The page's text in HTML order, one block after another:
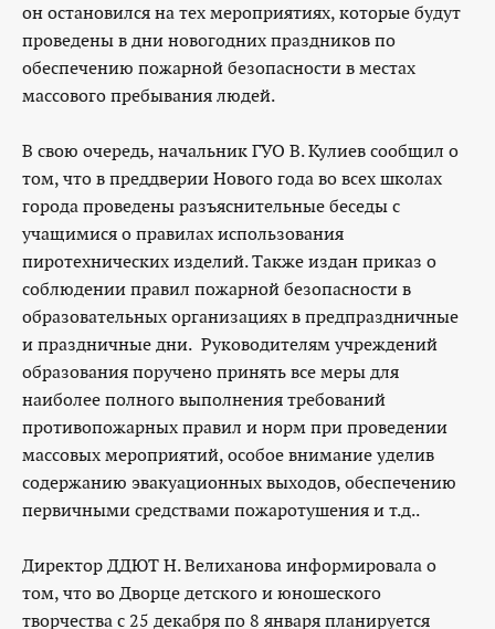
он остановился на тех мероприятиях, которые будут
проведены в дни новогодних праздников по
обеспечению пожарной безопасности в местах
массового пребывания людей.
В свою очередь, начальник ГУО В. Кулиев сообщил о
том, что в преддверии Нового года во всех школах
города проведены разъяснительные беседы с
учащимися о правилах использования
пиротехнических изделий. Также издан приказ о
соблюдении правил пожарной безопасности в
образовательных организациях в предпраздничные
и праздничные дни. Руководителям учреждений
образования поручено принять все меры для
наиболее полного выполнения требований
противопожарных правил и норм при проведении
массовых мероприятий, особое внимание уделив
содержанию эвакуационных выходов, обеспечению
первичными средствами пожаротушения и т.д..
Директор ДДЮТ Н. Велиханова информировала о
том, что во Дворце детского и юношеского
творчества с 25 декабря по 8 января планируется